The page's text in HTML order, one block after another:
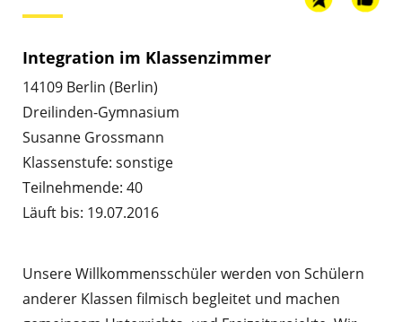
Integration im Klassenzimmer
14109 Berlin (Berlin)
Dreilinden-Gymnasium
Susanne Grossmann
Klassenstufe: sonstige
Teilnehmende: 40
Läuft bis: 19.07.2016
Unsere Willkommensschüler werden von Schülern
anderer Klassen filmisch begleitet und machen